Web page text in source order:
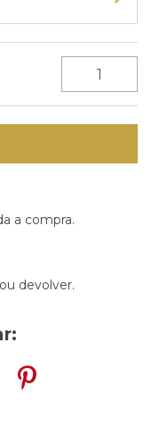
a compra.
devolver.